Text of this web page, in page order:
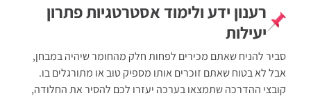
רענון ידע ולימוד אסטרטגיות פתרון
יעילות
סביר להניח שאתם מכירים לפחות חלק מהחומר שיהיה במבחן,
אבל לא בטוח שאתם זוכרים אותו מספיק טוב או מתורגלים בו.
קובצי ההדרכה שתמצאו בערכה יעזרו לכם להסיר את החלודה,